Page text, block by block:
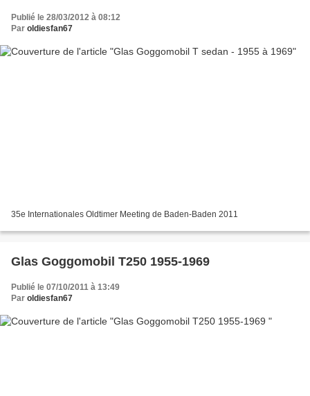
Publié le 28/03/2012 à 08:12
Par oldiesfan67
35e Internationales Oldtimer Meeting de Baden-Baden 2011
Glas Goggomobil T250 1955-1969
Publié le 07/10/2011 à 13:49
Par oldiesfan67